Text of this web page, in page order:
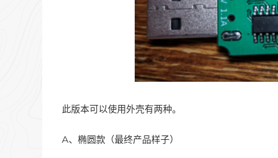
此版本可以使用外壳有两种。
A、椭圆款（最终产品样子）